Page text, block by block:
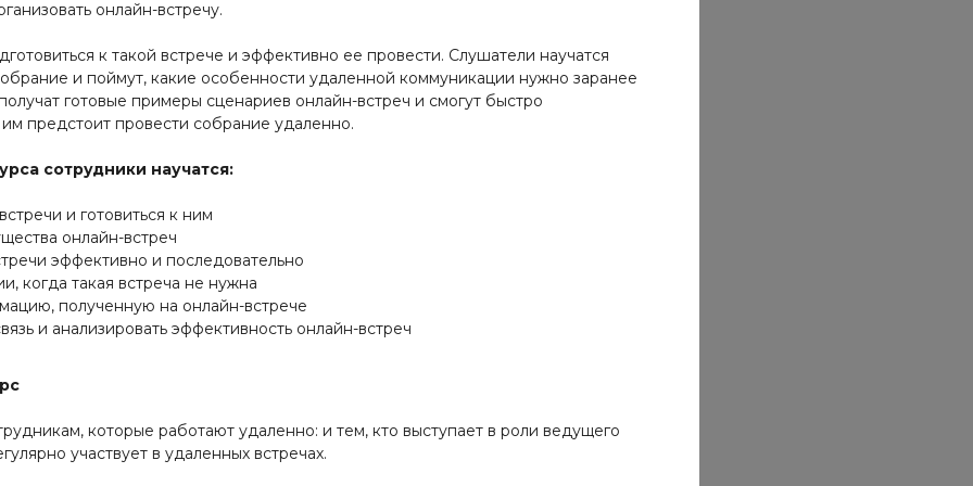
онлайн-встречу.
к такой встрече и эффективно ее провести. Слушатели научатся
и поймут, какие особенности удаленной коммуникации нужно заранее
готовые примеры сценариев онлайн-встреч и смогут быстро
предстоит провести собрание удаленно.
сотрудники научатся:
и готовиться к ним
онлайн-встреч
эффективно и последовательно
когда такая встреча не нужна
полученную на онлайн-встрече
и анализировать эффективность онлайн-встреч
которые работают удаленно: и тем, кто выступает в роли ведущего
участвует в удаленных встречах.